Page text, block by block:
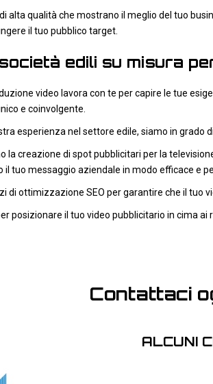
alta qualità che mostrano il meglio del tuo
il tuo pubblico target.
edili su misura
video lavora con te per capire le tue
e coinvolgente.
esperienza nel settore edile, siamo in grado
la creazione di spot pubblicitari per la
tuo messaggio aziendale in modo efficace e
di ottimizzazione SEO per garantire che il tuo
posizionare il tuo video pubblicitario in cima
Contattaci
ALCUNI